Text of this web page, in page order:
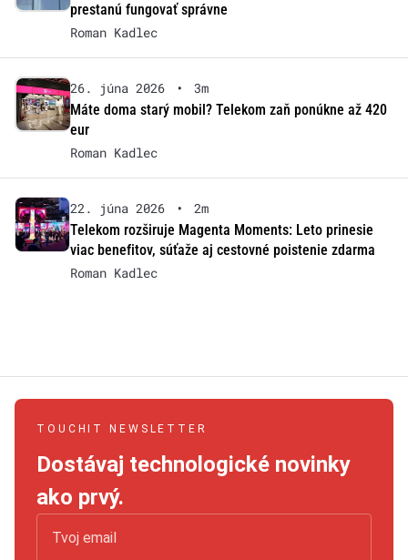
prestanú fungovať správne
Roman Kadlec
26. júna 2026 •
3m
Máte doma starý mobil? Telekom zaň ponúkne až 420
eur
Roman Kadlec
22. júna 2026 •
2m
Telekom rozširuje Magenta Moments: Leto prinesie
viac benefitov, súťaže aj cestovné poistenie zdarma
Roman Kadlec
TOUCHIT NEWSLETTER
Dostávaj technologické novinky
ako prvý.